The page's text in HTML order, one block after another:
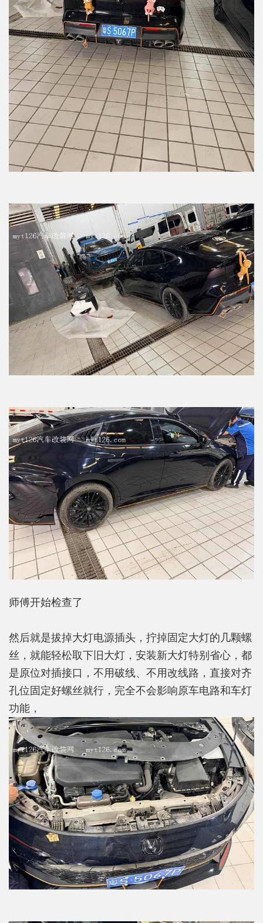
师傅开始检查了
然后就是拔掉大灯电源插头，拧掉固定大灯的几颗螺
丝，就能轻松取下旧大灯，安装新大灯特别省心，都
是原位对插接口，不用破线、不用改线路，直接对齐
孔位固定好螺丝就行，完全不会影响原车电路和车灯
功能，